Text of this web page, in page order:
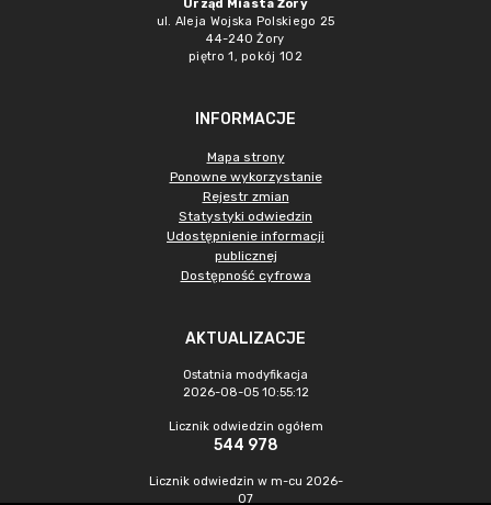
Urząd Miasta Żory
ul. Aleja Wojska Polskiego 25
44-240 Żory
piętro 1, pokój 102
INFORMACJE
Mapa strony
Ponowne wykorzystanie
Rejestr zmian
Statystyki odwiedzin
Udostępnienie informacji
publicznej
Dostępność cyfrowa
AKTUALIZACJE
Ostatnia modyfikacja
2026-08-05 10:55:12
Licznik odwiedzin ogółem
544 978
Licznik odwiedzin w m-cu 2026-
07